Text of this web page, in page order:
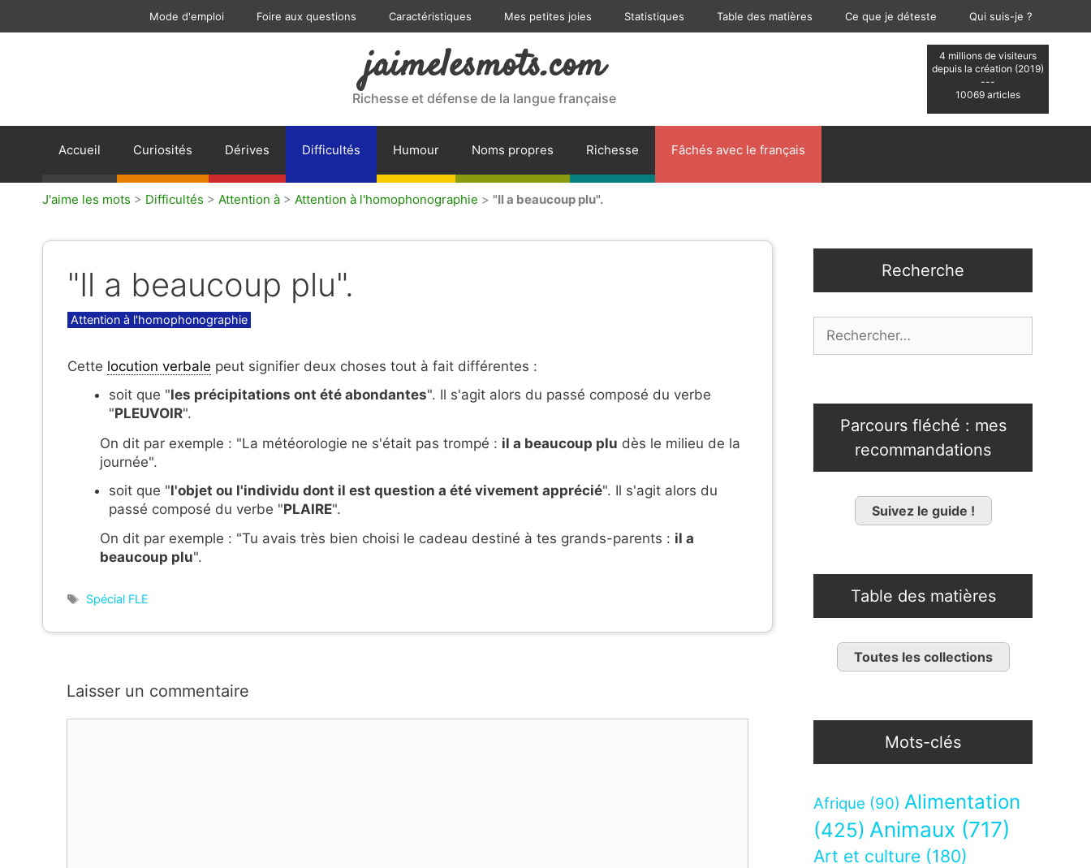
Mode d'emploi Foire aux questions Caractéristiques Mes petites joies Statistiques Table des matières Ce que je déteste Qui suis-je ?
4 millions de visiteurs
depuis la création (2019)
---
10069 articles
jaimelesmots.com
Richesse et défense de la langue française
Accueil Curiosités Dérives Difficultés Humour Noms propres Richesse Fâchés avec le français
J'aime les mots > Difficultés > Attention à > Attention à l'homophonographie > "Il a beaucoup plu".
"Il a beaucoup plu".
Catégories
Attention à l'homophonographie
Cette locution verbale peut signifier deux choses tout à fait différentes :
soit que "les précipitations ont été abondantes". Il s'agit alors du passé composé du verbe
"PLEUVOIR".
On dit par exemple : "La météorologie ne s'était pas trompé : il a beaucoup plu dès le milieu de la
journée".
soit que "l'objet ou l'individu dont il est question a été vivement apprécié". Il s'agit alors du
passé composé du verbe "PLAIRE".
On dit par exemple : "Tu avais très bien choisi le cadeau destiné à tes grands-parents : il a
beaucoup plu".
Étiquettes
Spécial FLE
Laisser un commentaire
Recherche
Parcours fléché : mes
recommandations
Suivez le guide !
Table des matières
Toutes les collections
Mots-clés
Afrique (90) Alimentation
(425) Animaux (717)
Art et culture (180)